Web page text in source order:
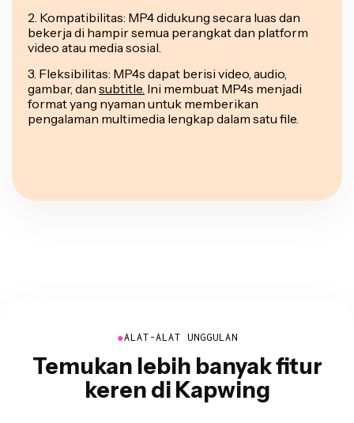
2. Kompatibilitas: MP4 didukung secara luas dan
bekerja di hampir semua perangkat dan platform
video atau media sosial.
3. Fleksibilitas: MP4s dapat berisi video, audio,
gambar, dan subtitle. Ini membuat MP4s menjadi
format yang nyaman untuk memberikan
pengalaman multimedia lengkap dalam satu file.
●ALAT-ALAT UNGGULAN
Temukan lebih banyak fitur
keren di Kapwing